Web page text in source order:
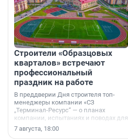
Строители «Образцовых
кварталов» встречают
профессиональный
праздник на работе
В преддверии Дня строителя топ-
менеджеры компании «СЗ
„Терминал-Ресурс“ — о планах
компании, испытаниях и поводах для
осторожного оптимизма.
7 августа, 18:00